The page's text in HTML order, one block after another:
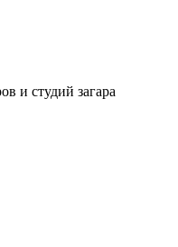
и студий загара